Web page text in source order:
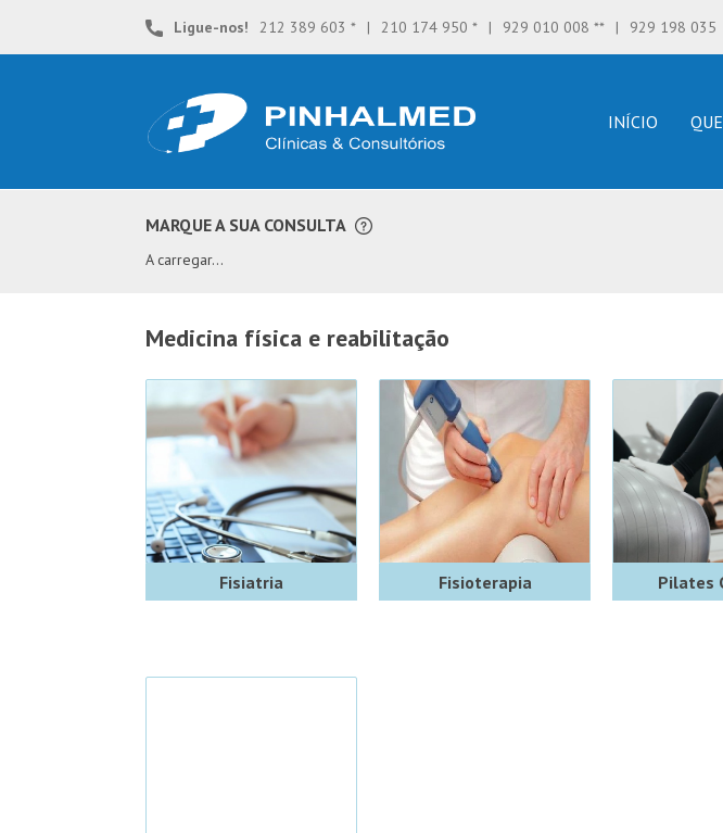
content
Ligue-nos! 212 389 603 * | 210 174 950 * | 929 010 008 ** | 929 198 035
INÍCIO
MARQUE A SUA CONSULTA
A carregar...
medicina física e reabilitação
Fisiatria Fisioterapia Pilates